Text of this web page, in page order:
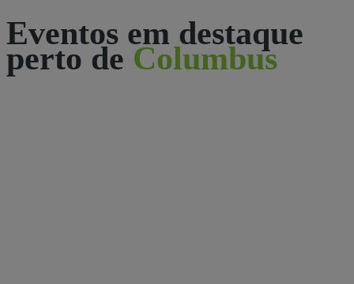
Eventos em destaque
perto de Columbus